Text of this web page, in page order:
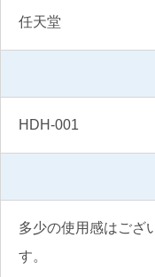
任天堂
HDH-001
多少の使用感はござ
す。